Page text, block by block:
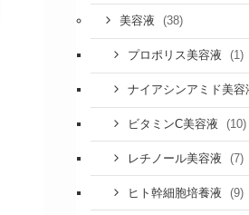
美容液 (38)
プロポリス美容液 (1)
ナイアシンアミド美容
ビタミンC美容液 (10)
レチノール美容液 (7)
ヒト幹細胞培養液 (9)